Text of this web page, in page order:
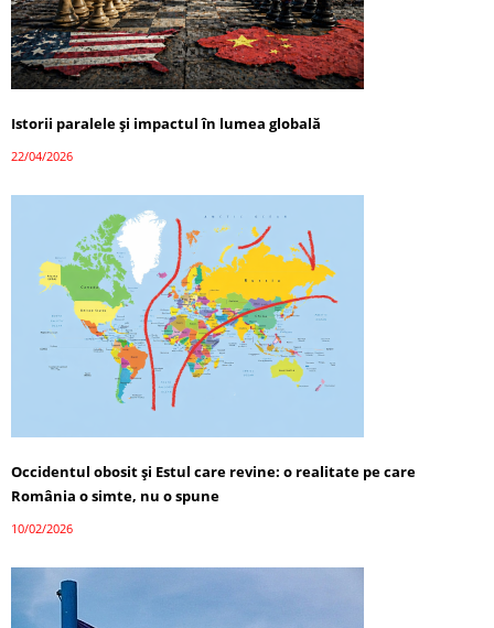
Istorii paralele și impactul în lumea globală
22/04/2026
Occidentul obosit și Estul care revine: o realitate pe care
România o simte, nu o spune
10/02/2026